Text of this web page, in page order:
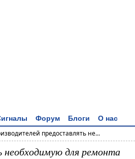
Форум Блоги О нас
предоставлять не...
необходимую для ремонта